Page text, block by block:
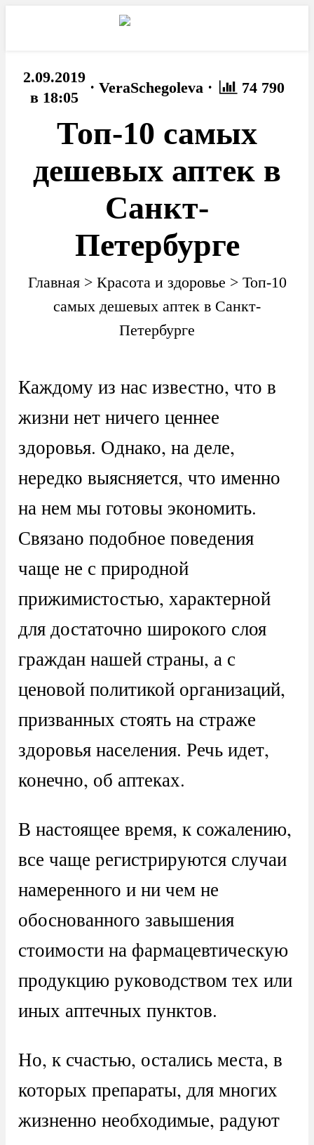
2.09.2019
в 18:05
· VeraSchegoleva · 74 790
Топ-10 самых
дешевых аптек в
Санкт-
Петербурге
Главная> Красота и здоровье > Топ-10
самых дешевых аптек в Санкт-
Петербурге
Каждому из нас известно, что в
жизни нет ничего ценнее
здоровья. Однако, на деле,
нередко выясняется, что именно
на нем мы готовы экономить.
Связано подобное поведения
чаще не с природной
прижимистостью, характерной
для достаточно широкого слоя
граждан нашей страны, а с
ценовой политикой организаций,
призванных стоять на страже
здоровья населения. Речь идет,
конечно, об аптеках.
В настоящее время, к сожалению,
все чаще регистрируются случаи
намеренного и ни чем не
обоснованного завышения
стоимости на фармацевтическую
продукцию руководством тех или
иных аптечных пунктов.
Но, к счастью, остались места, в
которых препараты, для многих
жизненно необходимые, радуют